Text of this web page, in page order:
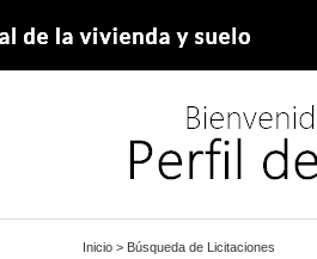
Inicio > Búsqueda de Licitaciones